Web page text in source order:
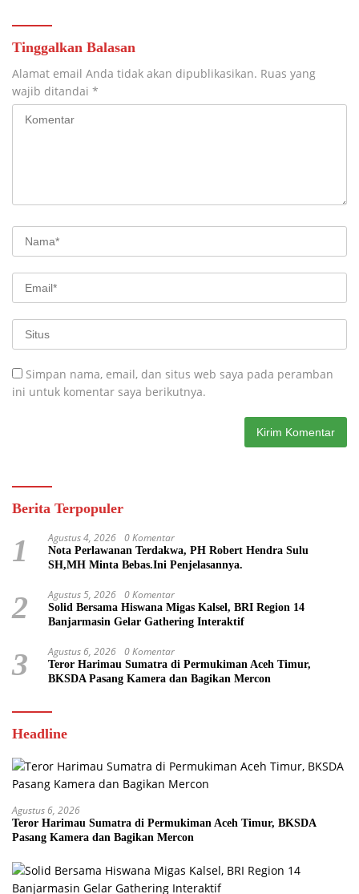
Tinggalkan Balasan
Alamat email Anda tidak akan dipublikasikan. Ruas yang
wajib ditandai *
Simpan nama, email, dan situs web saya pada peramban
ini untuk komentar saya berikutnya.
Berita Terpopuler
1 Agustus 4, 2026 0 Komentar
Nota Perlawanan Terdakwa, PH Robert Hendra Sulu
SH,MH Minta Bebas.Ini Penjelasannya.
2 Agustus 5, 2026 0 Komentar
Solid Bersama Hiswana Migas Kalsel, BRI Region 14
Banjarmasin Gelar Gathering Interaktif
3 Agustus 6, 2026 0 Komentar
Teror Harimau Sumatra di Permukiman Aceh Timur,
BKSDA Pasang Kamera dan Bagikan Mercon
Headline
Agustus 6, 2026
Teror Harimau Sumatra di Permukiman Aceh Timur, BKSDA
Pasang Kamera dan Bagikan Mercon